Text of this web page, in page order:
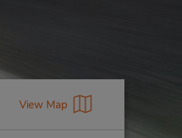
View Map